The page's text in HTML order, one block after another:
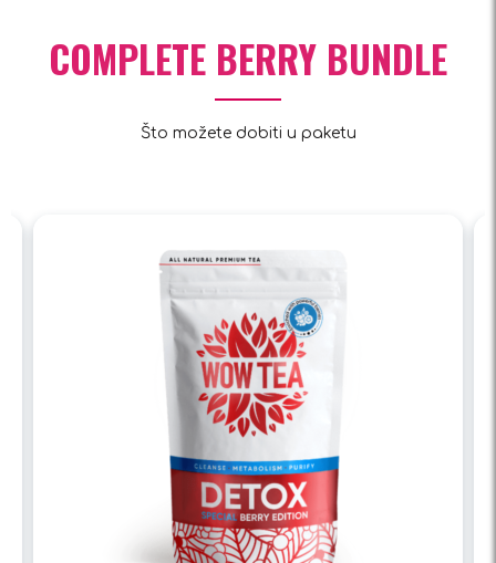
COMPLETE BERRY BUNDLE
Što možete dobiti u paketu